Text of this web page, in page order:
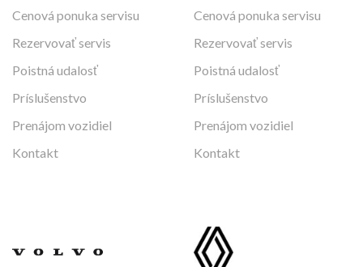
Cenová ponuka servisu
Rezervovať servis
Poistná udalosť
Príslušenstvo
Prenájom vozidiel
Kontakt
Cenová ponuka servisu
Rezervovať servis
Poistná udalosť
Príslušenstvo
Prenájom vozidiel
Kontakt